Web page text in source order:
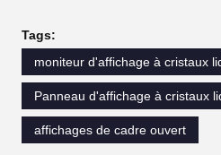
Tags:
moniteur d'affichage à cristaux
Panneau d'affichage à cristaux
affichages de cadre ouvert